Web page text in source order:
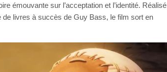
émouvante sur l’acceptation et l’identité. Réalisé
livres à succès de Guy Bass, le film sort en